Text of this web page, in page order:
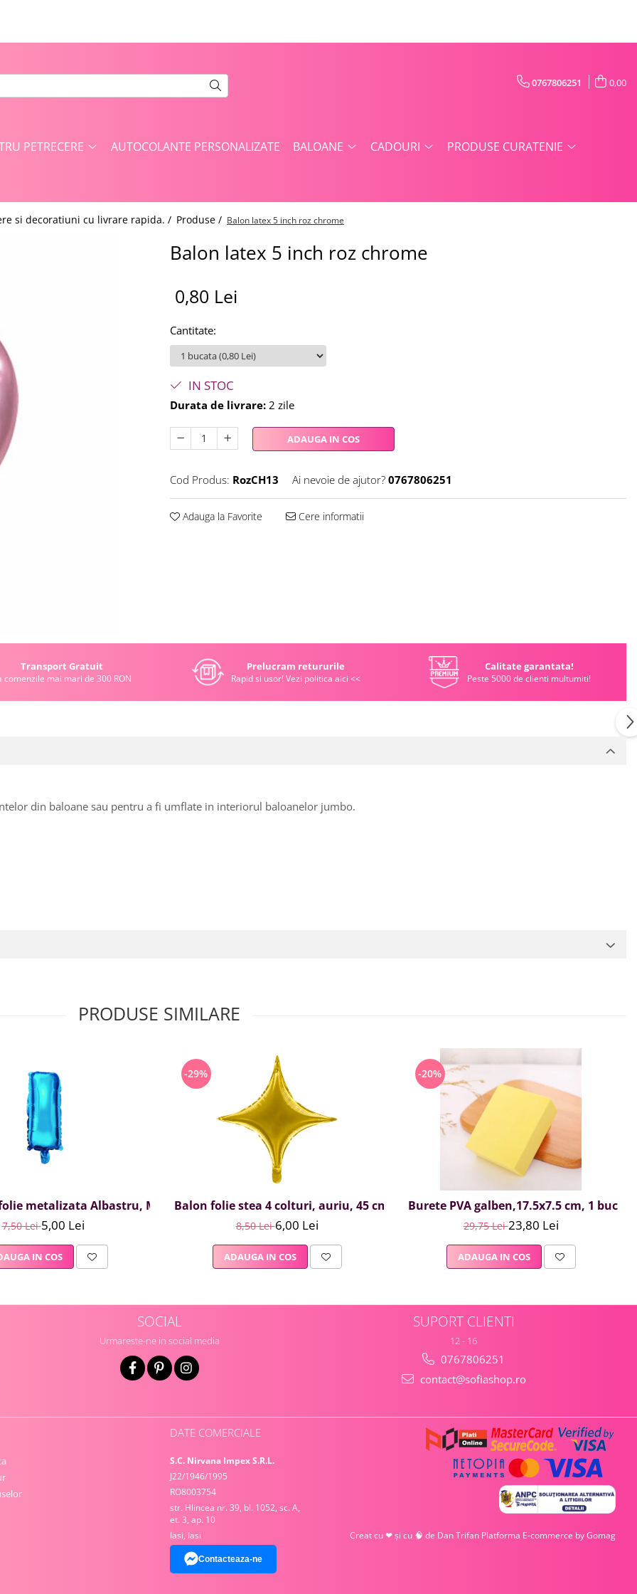
0767806251 0,00
PETRECERE AUTOCOLANTE PERSONALIZATE BALOANE CADOURI PRODUSE CURATENIE
si decoratiuni cu livrare rapida. / Produse / Balon latex 5 inch roz chrome
Balon latex 5 inch roz chrome
0,80 Lei
Cantitate:
IN STOC
Durata de livrare: 2 zile
ADAUGA IN COS
Cod Produs: RozCH13 Ai nevoie de ajutor? 0767806251
Adauga la Favorite Cere informatii
Transport Gratuit
comenzile mai mari de 300 RON
Prelucram retururile
Rapid si usor! Vezi politica aici <<
Calitate garantata!
Peste 5000 de clienti multumiti!
din baloane sau pentru a fi umflate in interiorul baloanelor jumbo.
PRODUSE SIMILARE
metalizata Albastru, Mirific Party, Litera I, 40 cm
7,50 Lei5,00 Lei
IN COS
-29%
Balon folie stea 4 colturi, auriu, 45 cm
8,50 Lei6,00 Lei
ADAUGA IN COS
-20%
Burete PVA galben,17.5x7.5 cm, 1 buc
29,75 Lei23,80 Lei
ADAUGA IN COS
SOCIAL
Urmareste-ne in social media
SUPORT CLIENTI
12 - 16
0767806251
contact@sofiashop.ro
DATE COMERCIALE
S.C. Nirvana Impex S.R.L.
J22/1946/1995
RO8003754
str. Hlincea nr. 39, bl. 1052, sc. A,
et. 3, ap. 10
Iasi, Iasi
Contacteaza-ne
Creat cu ❤ și cu 🧠 de Dan Trifan Platforma E-commerce by Gomag